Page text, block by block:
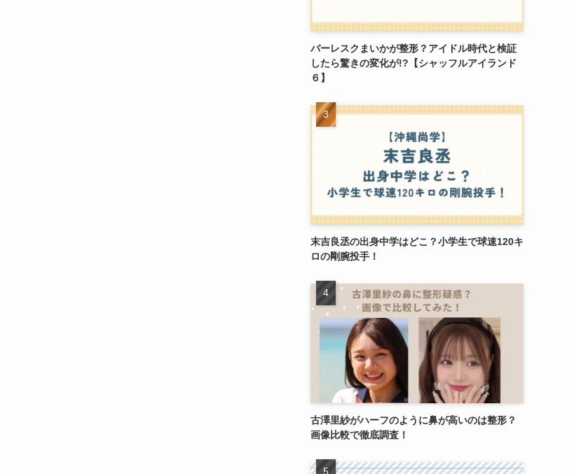
バーレスクまいかが整形？アイドル時代と検証
したら驚きの変化が!?【シャッフルアイランド
６】
末吉良丞の出身中学はどこ？小学生で球速120キ
ロの剛腕投手！
古澤里紗がハーフのように鼻が高いのは整形？
画像比較で徹底調査！